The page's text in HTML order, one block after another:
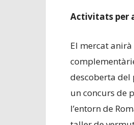
Activitats per
El mercat
descoberta
un concurs de
l’entorn de